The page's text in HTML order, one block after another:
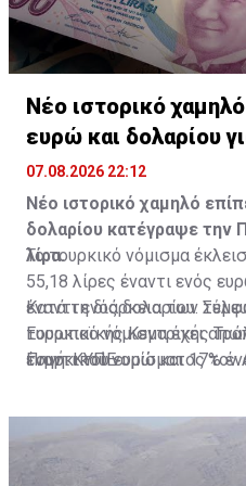
Νέο ιστορικό
ευρώ και δολαρίου
07.08.2026 22:12
Νέο ιστορικό χαμηλό
δολαρίου κατέγραψε την
λίρα.
Το τουρκικό νόμισμα
55,18 λίρες έναντι ενός
έναντι ενός δολαρίου.
Ευρωπαϊκής Κεντρικής
τουρκικού νομίσματος
Κατά τη διάρκεια των
τουρκικό νόμισμα έχει
έναντι του ευρώ και 17%
Πηγή: ΚΥΠΕ